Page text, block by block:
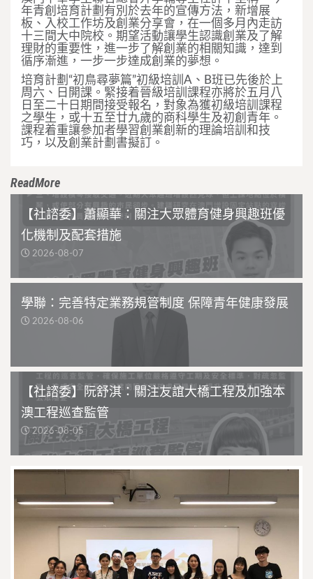
年青創培育計劃有別於去年的宣傳方法，新增展
板、入校工作坊及創業分享會，在一個多月內走訪
十三間大中院校。期望活動讓學生認識創業及了解
理財的重要性，進一步了解創業的相關知識，達到
循序漸進，一步一步達成創業的夢想。
培育計劃“初鳥尋夢篇”初級培訓A、B班已先後於上
周六、日開課。緊接着晉級培訓課程亦將於五月八
日至二十日期間接受報名，對象為獲初級培訓課程
之學生，或十五至廿九歲的商科學生及初創青年。
課程着重讓參加者學習創業創新的理論培訓和技
巧，以及創業計劃書擬訂。
ReadMore
【社諮委】蕭顯華：關注大眾體育健身興趣班優
化機制及配套措施
2026-08-07
學聯：完善特定業務規管制度 保障青年健康發展
2026-08-06
【社諮委】阮舒淇：關注友誼大橋工程及加強本
澳工程巡查監管
2026-08-05